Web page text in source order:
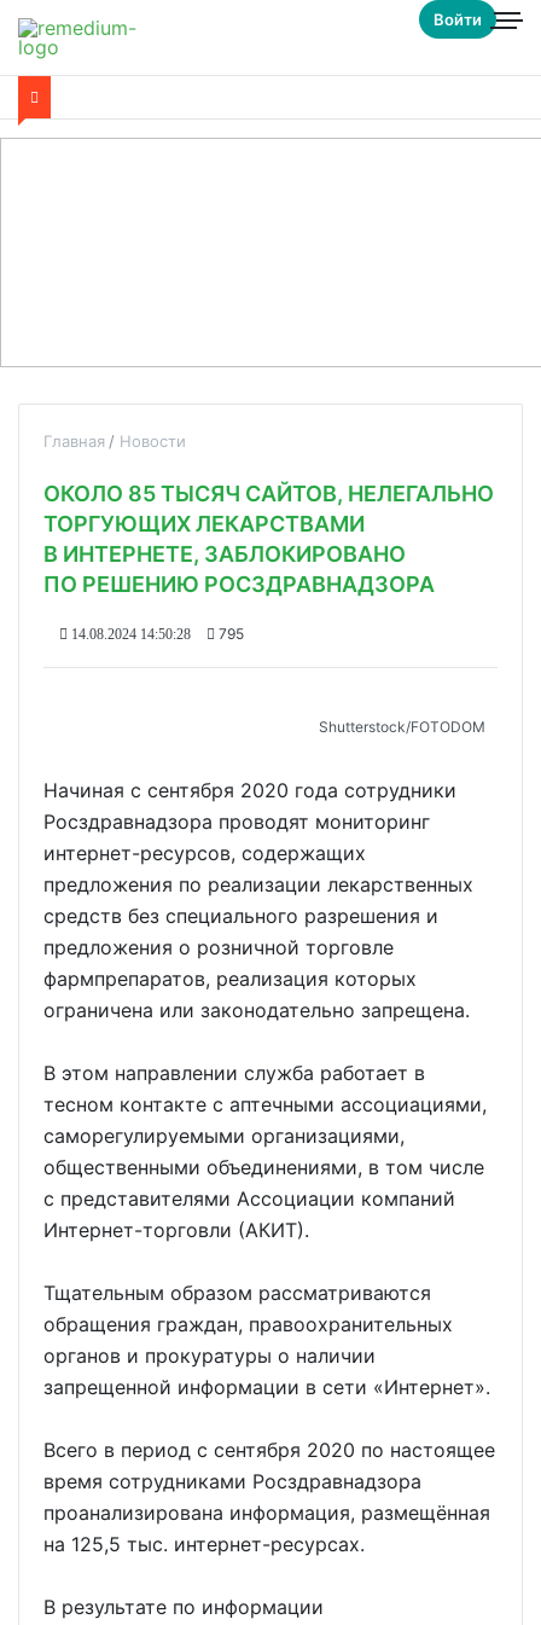
Войти
Главная Новости
ОКОЛО 85 ТЫСЯЧ САЙТОВ, НЕЛЕГАЛЬНО
ТОРГУЮЩИХ ЛЕКАРСТВАМИ
В ИНТЕРНЕТЕ, ЗАБЛОКИРОВАНО
ПО РЕШЕНИЮ РОСЗДРАВНАДЗОРА
14.08.2024 14:50:28 795
Shutterstoсk/FOTODOM
Начиная с сентября 2020 года сотрудники
Росздравнадзора проводят мониторинг
интернет-ресурсов, содержащих
предложения по реализации лекарственных
средств без специального разрешения и
предложения о розничной торговле
фармпрепаратов, реализация которых
ограничена или законодательно запрещена.
В этом направлении служба работает в
тесном контакте с аптечными ассоциациями,
саморегулируемыми организациями,
общественными объединениями, в том числе
с представителями Ассоциации компаний
Интернет-торговли (АКИТ).
Тщательным образом рассматриваются
обращения граждан, правоохранительных
органов и прокуратуры о наличии
запрещенной информации в сети «Интернет».
Всего в период с сентября 2020 по настоящее
время сотрудниками Росздравнадзора
проанализирована информация, размещённая
на 125,5 тыс. интернет-ресурсах.
В результате по информации